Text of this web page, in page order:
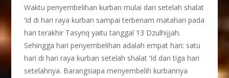
Waktu penyembelihan kurban mulai dari setelah shalat
‘Id di hari raya kurban sampai terbenam matahari pada
hari terakhir Tasyriq yaitu tanggal 13 Dzulhijjah.
Sehingga hari penyembelihan adalah empat hari: satu
hari di hari raya kurban setelah shalat ‘Id dan tiga hari
setelahnya. Barangsiapa menyembelih kurbannya